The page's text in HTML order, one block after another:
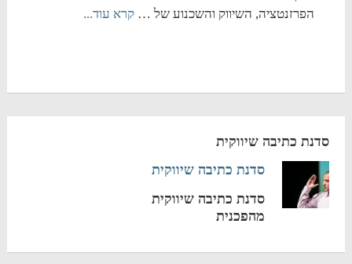
הפרזנטציה, השיווק והשכנוע של … קרא עוד...
סדנת כתיבה שיווקית
סדנת כתיבה שיווקית
סדנת כתיבה שיווקית
מהפכנית